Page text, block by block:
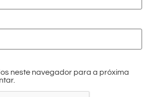
neste navegador para a próxima